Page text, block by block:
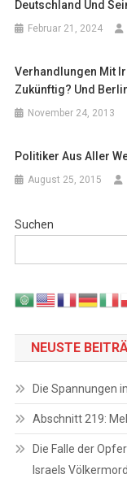
Deutschland Und
Februar 21, 2024
Verhandlungen Mit
Zukünftig? Und
November 24, 2013
Politiker Aus Aller
August 25, 2015
Suchen
NEUSTE
Die Spannungen
Abschnitt 219:
Die Falle der
Israels